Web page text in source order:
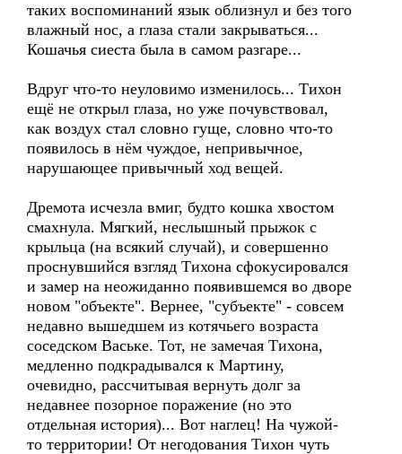
таких воспоминаний язык облизнул и без того
влажный нос, а глаза стали закрываться...
Кошачья сиеста была в самом разгаре...
Вдруг что-то неуловимо изменилось... Тихон
ещё не открыл глаза, но уже почувствовал,
как воздух стал словно гуще, словно что-то
появилось в нём чуждое, непривычное,
нарушающее привычный ход вещей.
Дремота исчезла вмиг, будто кошка хвостом
смахнула. Мягкий, неслышный прыжок с
крыльца (на всякий случай), и совершенно
проснувшийся взгляд Тихона сфокусировался
и замер на неожиданно появившемся во дворе
новом "объекте". Вернее, "субъекте" - совсем
недавно вышедшем из котячьего возраста
соседском Ваське. Тот, не замечая Тихона,
медленно подкрадывался к Мартину,
очевидно, рассчитывая вернуть долг за
недавнее позорное поражение (но это
отдельная история)... Вот наглец! На чужой-
то территории! От негодования Тихон чуть